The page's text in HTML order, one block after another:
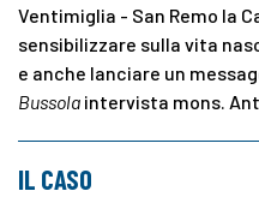
Ventimiglia - San Remo la
sensibilizzare sulla vita
e anche lanciare un
Bussola intervista mons.
IL CASO